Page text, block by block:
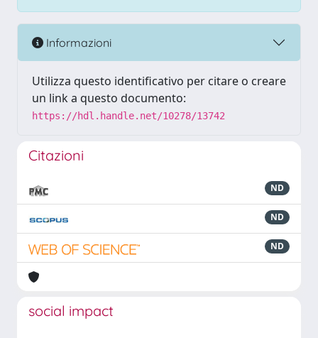
Informazioni
Utilizza questo identificativo per citare o creare
un link a questo documento:
https://hdl.handle.net/10278/13742
Citazioni
ND
ND
ND
social impact